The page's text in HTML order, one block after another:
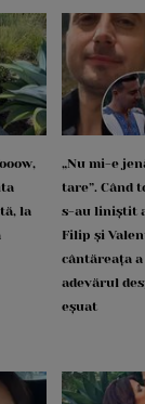
la
„Nu mi-e
tare”. Când
s-au liniștit
Filip și
cântăreața
adevărul
eșuat